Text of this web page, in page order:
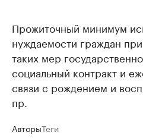
Прожиточный минимум
нуждаемости граждан
таких мер
социальный контракт и
связи с рождением и
пр.
АвторыТеги